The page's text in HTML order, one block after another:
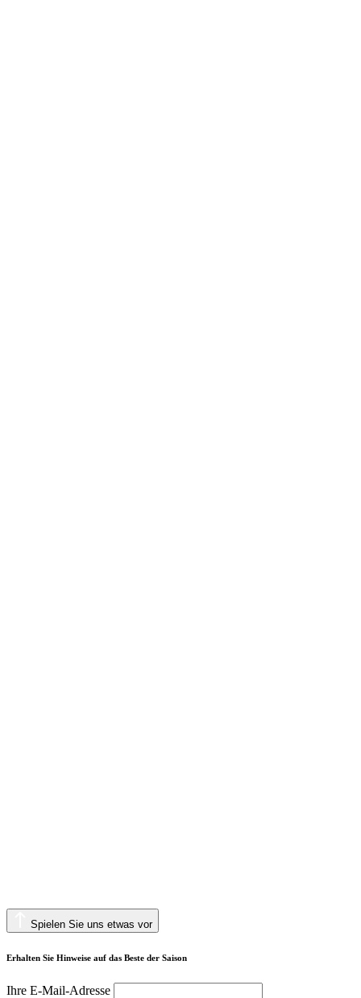
Spielen Sie uns etwas vor
Erhalten Sie Hinweise auf das Beste der Saison
Ihre E-Mail-Adresse